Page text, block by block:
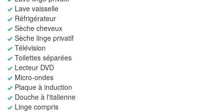
Lave vaisselle
Réfrigérateur
Sèche cheveux
Sèche linge privatif
Télévision
Toilettes séparées
Lecteur DVD
Micro-ondes
Plaque à induction
Douche à l'italienne
Linge compris